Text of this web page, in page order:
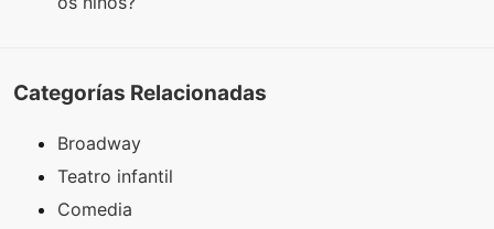
Categorías Relacionadas
Broadway
Teatro infantil
Comedia